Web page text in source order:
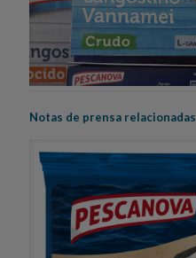
Notas de prensa relacionadas